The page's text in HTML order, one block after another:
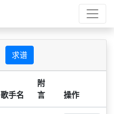
求谱
歌手名
附
言
操作